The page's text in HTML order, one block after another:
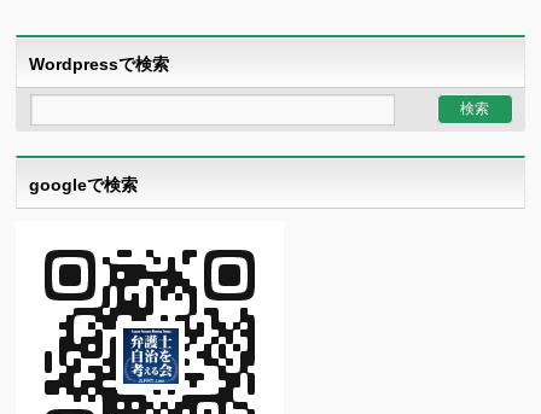
Wordpressで検索
googleで検索